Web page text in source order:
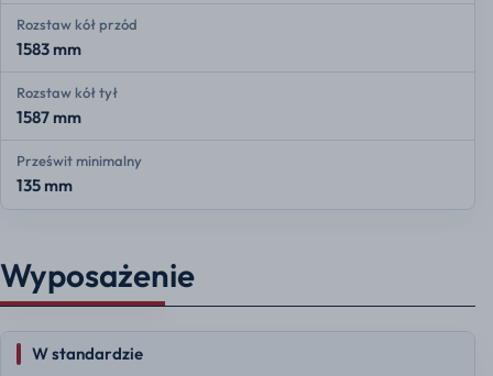
Rozstaw kół przód
1583 mm
Rozstaw kół tył
1587 mm
Prześwit minimalny
135 mm
Wyposażenie
W standardzie